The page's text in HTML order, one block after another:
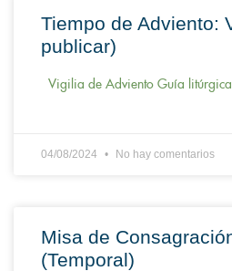
Tiempo de Adviento:
publicar)
Vigilia de Adviento Guía
04/08/2024 No hay comentarios
Misa de
(Temporal)